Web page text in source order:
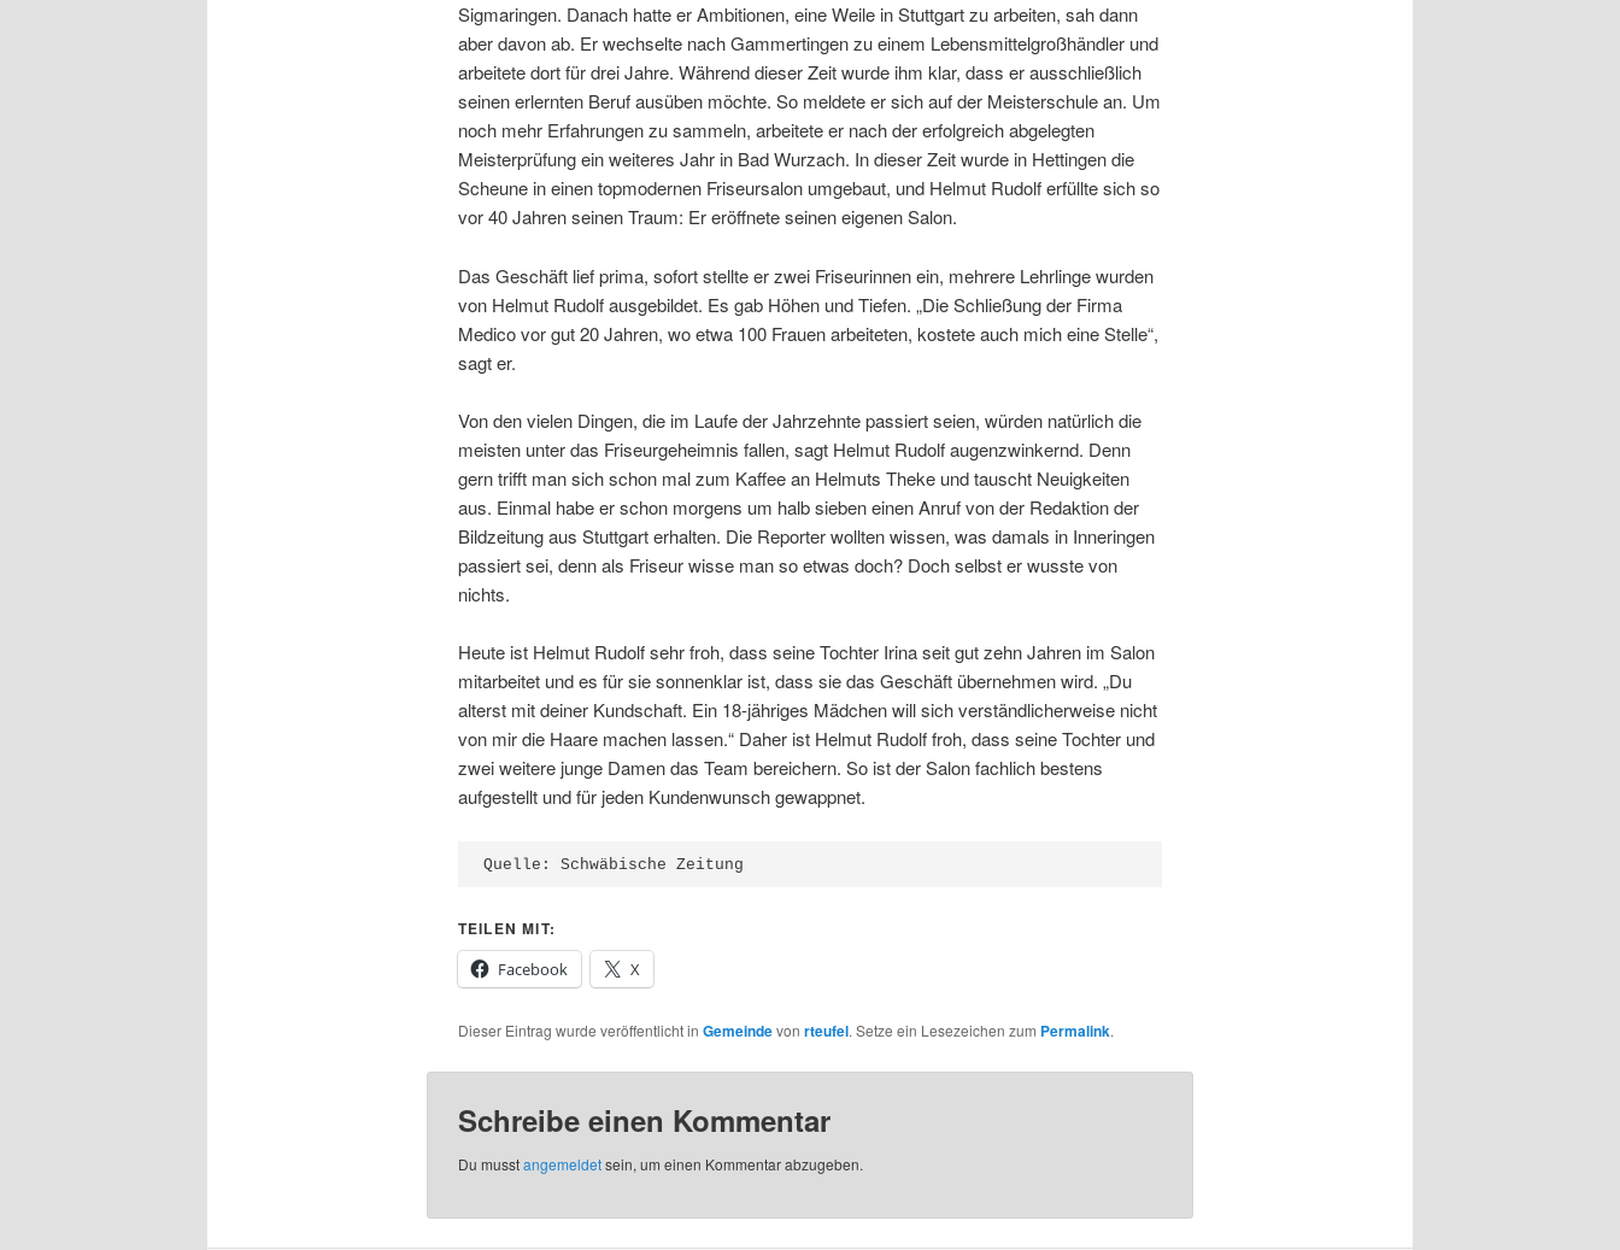
Sigmaringen. Danach hatte er Ambitionen, eine Weile in Stuttgart zu arbeiten, sah dann
aber davon ab. Er wechselte nach Gammertingen zu einem Lebensmittelgroßhändler und
arbeitete dort für drei Jahre. Während dieser Zeit wurde ihm klar, dass er ausschließlich
seinen erlernten Beruf ausüben möchte. So meldete er sich auf der Meisterschule an. Um
noch mehr Erfahrungen zu sammeln, arbeitete er nach der erfolgreich abgelegten
Meisterprüfung ein weiteres Jahr in Bad Wurzach. In dieser Zeit wurde in Hettingen die
Scheune in einen topmodernen Friseursalon umgebaut, und Helmut Rudolf erfüllte sich so
vor 40 Jahren seinen Traum: Er eröffnete seinen eigenen Salon.
Das Geschäft lief prima, sofort stellte er zwei Friseurinnen ein, mehrere Lehrlinge wurden
von Helmut Rudolf ausgebildet. Es gab Höhen und Tiefen. „Die Schließung der Firma
Medico vor gut 20 Jahren, wo etwa 100 Frauen arbeiteten, kostete auch mich eine Stelle“,
sagt er.
Von den vielen Dingen, die im Laufe der Jahrzehnte passiert seien, würden natürlich die
meisten unter das Friseurgeheimnis fallen, sagt Helmut Rudolf augenzwinkernd. Denn
gern trifft man sich schon mal zum Kaffee an Helmuts Theke und tauscht Neuigkeiten
aus. Einmal habe er schon morgens um halb sieben einen Anruf von der Redaktion der
Bildzeitung aus Stuttgart erhalten. Die Reporter wollten wissen, was damals in Inneringen
passiert sei, denn als Friseur wisse man so etwas doch? Doch selbst er wusste von
nichts.
Heute ist Helmut Rudolf sehr froh, dass seine Tochter Irina seit gut zehn Jahren im Salon
mitarbeitet und es für sie sonnenklar ist, dass sie das Geschäft übernehmen wird. „Du
alterst mit deiner Kundschaft. Ein 18-jähriges Mädchen will sich verständlicherweise nicht
von mir die Haare machen lassen.“ Daher ist Helmut Rudolf froh, dass seine Tochter und
zwei weitere junge Damen das Team bereichern. So ist der Salon fachlich bestens
aufgestellt und für jeden Kundenwunsch gewappnet.
Quelle: Schwäbische Zeitung
TEILEN MIT:
Facebook
X
Dieser Eintrag wurde veröffentlicht in Gemeindevon rteufel. Setze ein Lesezeichen zum Permalink.
Schreibe einen Kommentar
Du musstangemeldetsein, um einen Kommentar abzugeben.